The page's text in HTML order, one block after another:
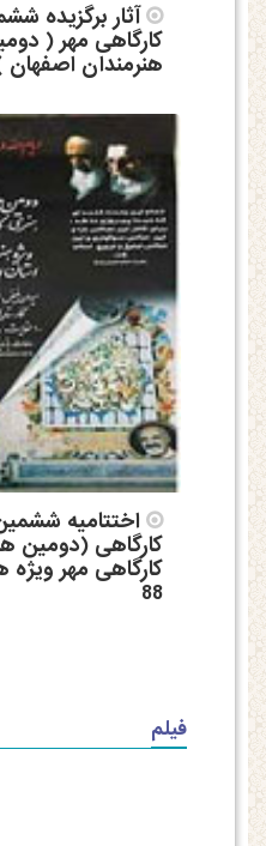
آثار برگزیده
کارگاهی مهر (
هنرمندان اصفهان
اختتامیه
کارگاهی (دومین
کارگاهی مهر
88
فیلم